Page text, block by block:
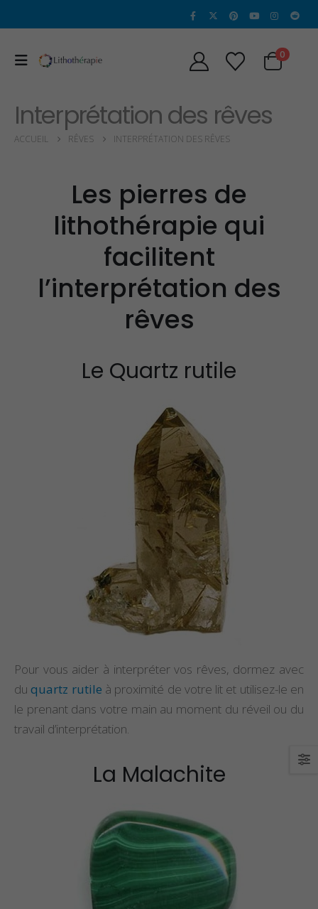
0
Interprétation des rêves
ACCUEIL RÊVES INTERPRÉTATION DES RÊVES
Les pierres de
lithothérapie qui
facilitent
l’interprétation des
rêves
Le Quartz rutile
Pour vous aider à interpréter vos rêves, dormez avec
duquartz rutile à proximité de votre lit et utilisez-le en
le prenant dans votre main au moment du réveil ou du
travail d’interprétation.
La Malachite
Propriétés et vertus
de l’alexandrite
de la célestine
Propriétés et
de la Pierre Épidote